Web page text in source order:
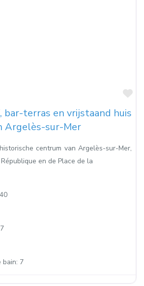
bar-terras en vrijstaand huis
Argelès-sur-Mer
centrum van Argelès-sur-Mer,
en de Place de la
bain: 7